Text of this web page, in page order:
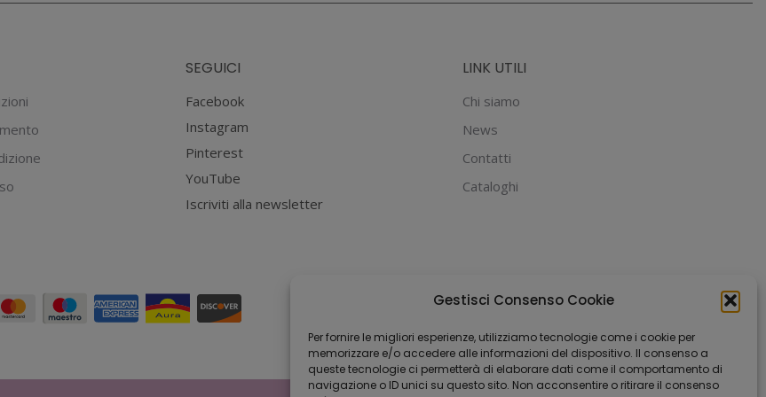
Gestisci Consenso Cookie
Per fornire le migliori esperienze, utilizziamo tecnologie come i cookie per
memorizzare e/o accedere alle informazioni del dispositivo. Il consenso a
queste tecnologie ci permetterà di elaborare dati come il comportamento di
navigazione o ID unici su questo sito. Non acconsentire o ritirare il consenso
essere
scelte
nella
SEGUICI
Facebook
Instagram
Pinterest
YouTube
Iscriviti alla newsletter
LINK UTILI
Chi siamo
News
Contatti
Cataloghi